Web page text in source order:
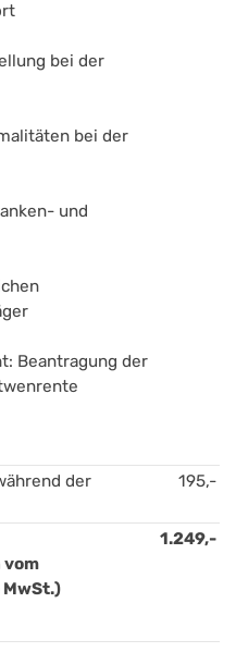
bei der
bei der
und
Beantragung der
der
195,-
vom
1.249,-